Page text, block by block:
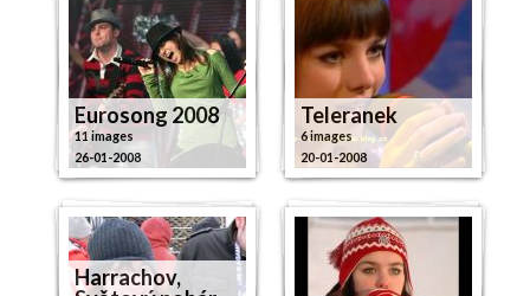
Eurosong 2008
11 images
26-01-2008
Teleranek
6 images
20-01-2008
Harrachov,